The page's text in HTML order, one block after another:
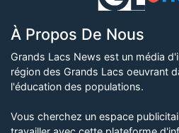
À Propos De Nous
Grands Lacs News est un média
région des Grands Lacs oeuvrant
l'éducation des populations.
Vous cherchez un espace